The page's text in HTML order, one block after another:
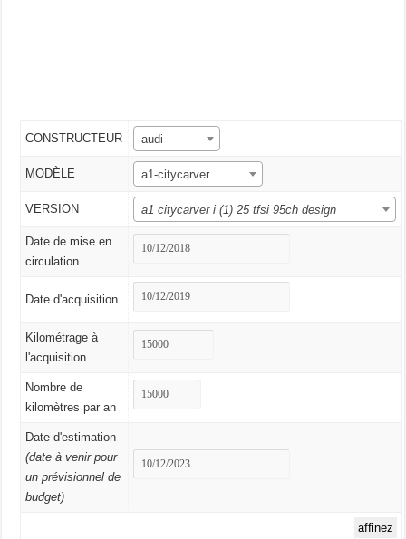
CONSTRUCTEUR audi
MODÈLE a1-citycarver
VERSION a1 citycarver i (1) 25 tfsi 95ch design
Date de mise en
circulation
Date d'acquisition
Kilométrage à
l'acquisition
Nombre de
kilomètres par an
Date d'estimation
(date à venir pour
un prévisionnel de
budget)
affinez